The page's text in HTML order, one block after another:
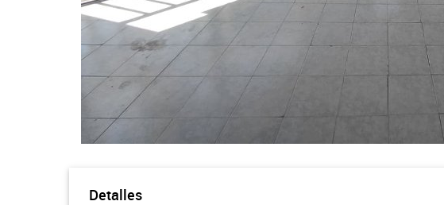
Detalles